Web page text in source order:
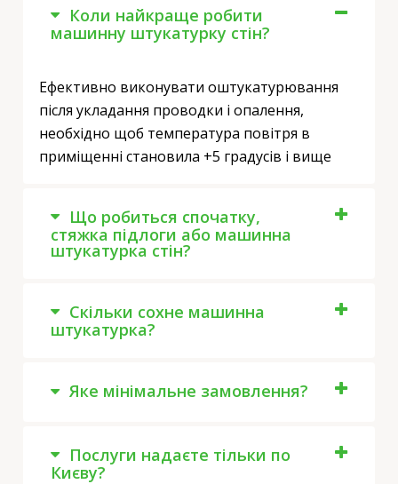
Коли найкраще робити
машинну штукатурку стін?
Ефективно виконувати оштукатурювання
після укладання проводки і опалення,
необхідно щоб температура повітря в
приміщенні становила +5 градусів і вище
Що робиться спочатку,
стяжка підлоги або машинна
штукатурка стін?
Скільки сохне машинна
штукатурка?
Яке мінімальне замовлення?
Послуги надаєте тільки по
Києву?